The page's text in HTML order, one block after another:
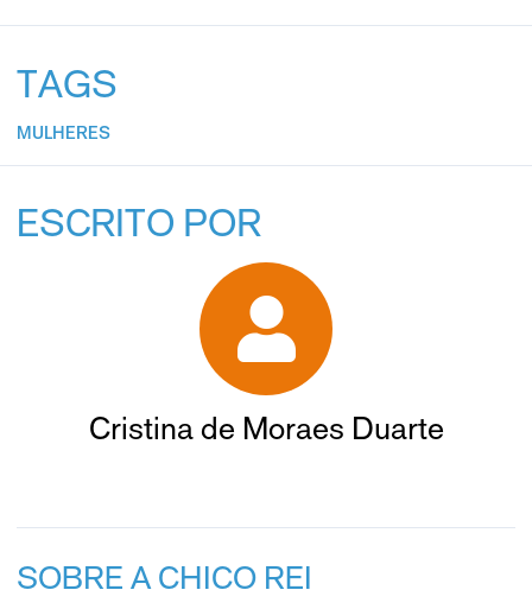
TAGS
MULHERES
ESCRITO POR
Cristina de Moraes Duarte
SOBRE A CHICO REI